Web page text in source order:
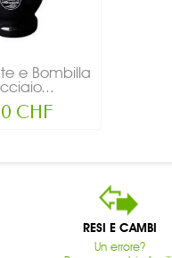
e Bombilla
CHF
RESI E CAMBI
Un errore?